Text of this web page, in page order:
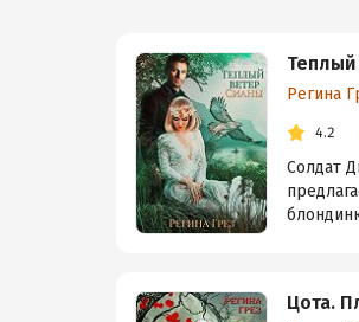
Регина
4.2
Солдат
Цота.